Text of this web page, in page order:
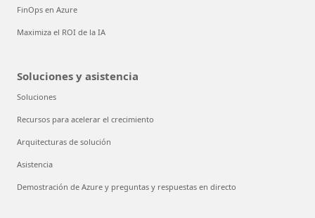
FinOps en Azure
Maximiza el ROI de la IA
Soluciones y asistencia
Soluciones
Recursos para acelerar el crecimiento
Arquitecturas de solución
Asistencia
Demostración de Azure y preguntas y respuestas en directo